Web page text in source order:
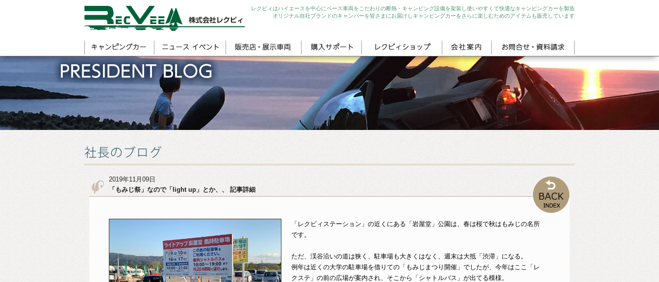
レクビィはハイエースを中心にベース車両をこだわりの断熱・キャンピング設備を架装し使いやすくて快適なキャンピングカーを製造
オリジナル自社ブランドのキャンパーを皆さまにお届けしキャンピングカーをさらに楽しむためのアイテムも販売しています
2019年11月09日
「もみじ祭」なので「light up」とか、、 記事詳細
「レクビィステーション」の近くにある「岩屋堂」公園は、春は桜で秋はもみじの名所
です。
ただ、渓谷沿いの道は狭く、駐車場も大きくはなく、週末は大抵「渋滞」になる。
例年は近くの大学の駐車場を借りての「もみじまつり開催」でしたが、今年はここ「レ
クステ」の前の広場が案内され、そこから「シャトルバス」が出てる模様。